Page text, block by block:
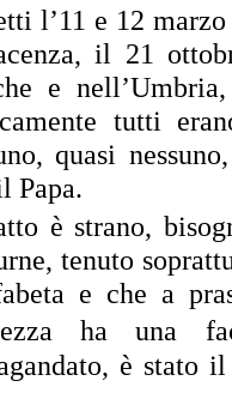
l’11 e 12
il 21
e
tutti
quasi
Papa.
è strano,
tenuto
e che a
ha una
è stato